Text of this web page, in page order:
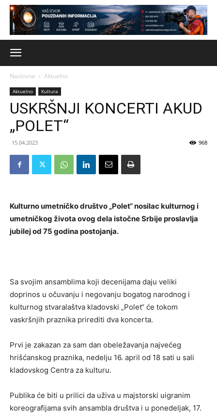
Naslovna Aktuelno
Aktuelno Kultura
USKRŠNJI KONCERTI AKUD
„POLET“
15.04.2023 968
Kulturno umetničko društvo „Polet“ nosilac kulturnog i
umetničkog života ovog dela istočne Srbije proslavlja
jubilej od 75 godina postojanja.
Sa svojim ansamblima koji decenijama daju veliki
doprinos u očuvanju i negovanju bogatog narodnog i
kulturnog stvaralaštva kladovski „Polet“ će tokom
vaskršnjih praznika prirediti dva koncerta.
Prvi je zakazan za sam dan obeležavanja najvećeg
hrišćanskog praznika, nedelju 16. april od 18 sati u sali
kladovskog Centra za kulturu.
Publika će biti u prilici da uživa u majstorski uigranim
koreografijama svih ansambla društva i u ponedeljak, 17.